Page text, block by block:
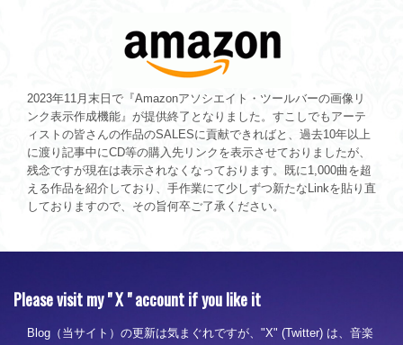
2023年11月末日で『Amazonアソシエイト・ツールバーの画像リ
ンク表示作成機能』が提供終了となりました。すこしでもアーテ
ィストの皆さんの作品のSALESに貢献できればと、過去10年以上
に渡り記事中にCD等の購入先リンクを表示させておりましたが、
残念ですが現在は表示されなくなっております。既に1,000曲を超
える作品を紹介しており、手作業にて少しずつ新たなLinkを貼り直
しておりますので、その旨何卒ご了承ください。
Please visit my " X " account if you like it
Blog（当サイト）の更新は気まぐれですが、"X" (Twitter) は、音楽